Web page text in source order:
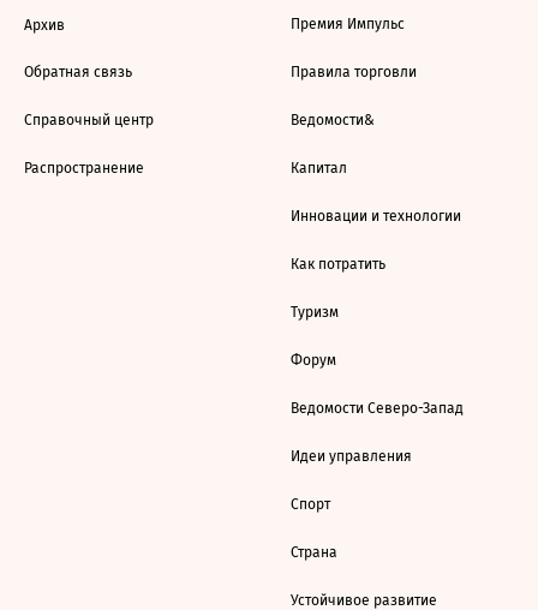
Архив
Обратная связь
Справочный центр
Распространение
Премия Импульс
Правила торговли
Ведомости&
Капитал
Инновации и технологии
Как потратить
Туризм
Форум
Ведомости Северо-Запад
Идеи управления
Спорт
Страна
Устойчивое развитие